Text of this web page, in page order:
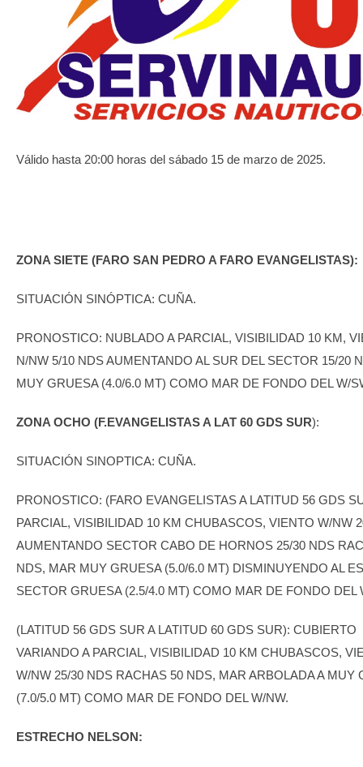
Válido hasta 20:00 horas del sábado 15 de marzo de 2025.
ZONA SIETE (FARO SAN PEDRO A FARO EVANGELISTAS):
SITUACIÓN SINÓPTICA: CUÑA.
PRONOSTICO: NUBLADO A PARCIAL, VISIBILIDAD 10 KM,
N/NW 5/10 NDS AUMENTANDO AL SUR DEL SECTOR 15/20
MUY GRUESA (4.0/6.0 MT) COMO MAR DE FONDO DEL W/
ZONA OCHO (F.EVANGELISTAS A LAT 60 GDS SUR):
SITUACIÓN SINOPTICA: CUÑA.
PRONOSTICO: (FARO EVANGELISTAS A LATITUD 56 GDS
PARCIAL, VISIBILIDAD 10 KM CHUBASCOS, VIENTO W/NW
AUMENTANDO SECTOR CABO DE HORNOS 25/30 NDS
NDS, MAR MUY GRUESA (5.0/6.0 MT) DISMINUYENDO AL
SECTOR GRUESA (2.5/4.0 MT) COMO MAR DE FONDO DEL
(LATITUD 56 GDS SUR A LATITUD 60 GDS SUR): CUBIERTO
VARIANDO A PARCIAL, VISIBILIDAD 10 KM CHUBASCOS,
W/NW 25/30 NDS RACHAS 50 NDS, MAR ARBOLADA A MUY
(7.0/5.0 MT) COMO MAR DE FONDO DEL W/NW.
ESTRECHO NELSON: